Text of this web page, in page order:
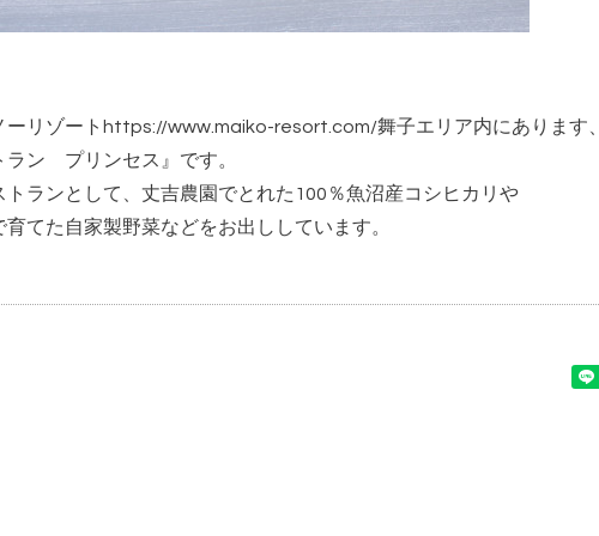
ーリゾート https://www.maiko-resort.com/舞子エリア内にあります、
ラン プリンセス』です。
トランとして、丈吉農園でとれた100％魚沼産コシヒカリや
育てた自家製野菜などをお出ししています。